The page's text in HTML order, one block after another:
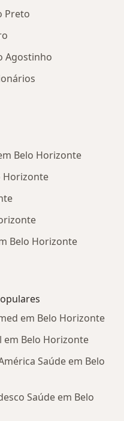
Preto
Agostinho
Belo Horizonte
Horizonte
Belo Horizonte
em Belo Horizonte
em Belo Horizonte
Saúde em Belo
Saúde em Belo